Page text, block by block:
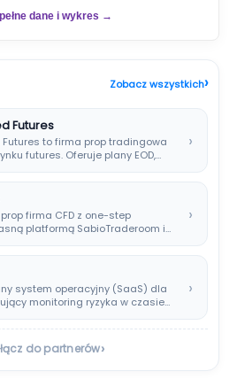
dane i wykres →
Zobacz wszystkich›
Futures
Futures to firma prop tradingowa
futures. Oferuje plany EOD,…
›
firma CFD z one-step
platformą SabioTraderoom i
›
system operacyjny (SaaS) dla
monitoring ryzyka w czasie
›
do partnerów›